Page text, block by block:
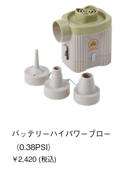
バッテリーハイパワーブロー
（0.38PSI）
￥2,420 (税込)